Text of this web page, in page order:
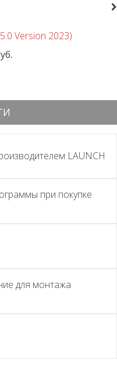
Version 2023)
LAUNCH
при покупке
для монтажа